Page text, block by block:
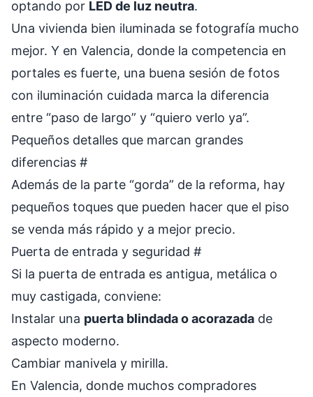
optando por LED de luz neutra.
Una vivienda bien iluminada se fotografía mucho
mejor. Y en Valencia, donde la competencia en
portales es fuerte, una buena sesión de fotos
con iluminación cuidada marca la diferencia
entre “paso de largo” y “quiero verlo ya”.
Pequeños detalles que marcan grandes
diferencias #
Además de la parte “gorda” de la reforma, hay
pequeños toques que pueden hacer que el piso
se venda más rápido y a mejor precio.
Puerta de entrada y seguridad #
Si la puerta de entrada es antigua, metálica o
muy castigada, conviene:
Instalar una puerta blindada o acorazada de
aspecto moderno.
Cambiar manivela y mirilla.
En Valencia, donde muchos compradores